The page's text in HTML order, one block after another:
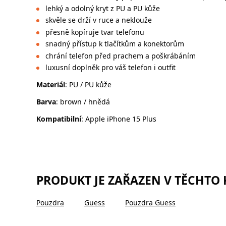
lehký a odolný kryt z PU a PU kůže
skvěle se drží v ruce a neklouže
přesně kopíruje tvar telefonu
snadný přístup k tlačítkům a konektorům
chrání telefon před prachem a poškrábáním
luxusní doplněk pro váš telefon i outfit
Materiál: PU / PU kůže
Barva: brown / hnědá
Kompatibilní: Apple iPhone 15 Plus
PRODUKT JE ZAŘAZEN V TĚCHTO
Pouzdra Guess Pouzdra Guess